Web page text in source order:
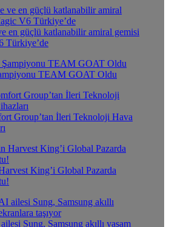
en güçlü katlanabilir amiral gemisi
Türkiye’de
TEAM GOAT Oldu
Group’tan İleri Teknoloji Hava
King’i Global Pazarda
Sung, Samsung akıllı yaşam